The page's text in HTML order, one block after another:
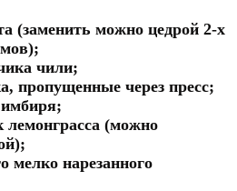
(заменить можно цедрой 2-х
чили;
пропущенные через пресс;
имбиря;
лемонграсса (можно
мелко нарезанного